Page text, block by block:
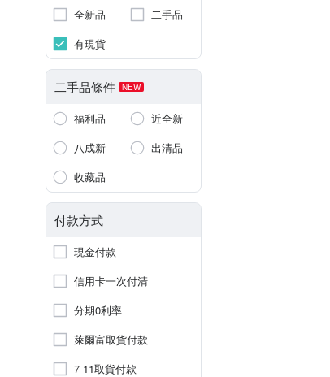
全新品
二手品
有現貨
二手品條件 NEW
福利品
近全新
八成新
出清品
收藏品
付款方式
現金付款
信用卡一次付清
分期0利率
萊爾富取貨付款
7-11取貨付款